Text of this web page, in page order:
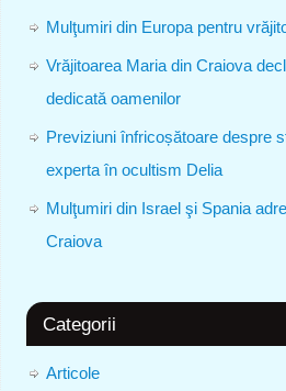
Mulţumiri din Europa pentru
Vrăjitoarea Maria din Craiova
dedicată oamenilor
Previziuni înfricoșătoare despre
experta în ocultism Delia
Mulţumiri din Israel şi Spania
Craiova
Categorii
Articole